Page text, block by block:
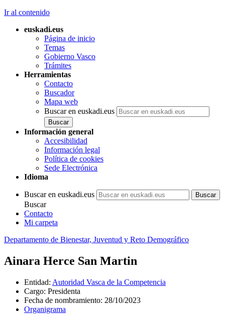
Ir al contenido
euskadi.eus
Página de inicio
Temas
Gobierno Vasco
Trámites
Herramientas
Contacto
Buscador
Mapa web
Buscar en euskadi.eus
Información general
Accesibilidad
Información legal
Política de cookies
Sede Electrónica
Idioma
Buscar en euskadi.eus
Buscar
Contacto
Mi carpeta
Departamento de Bienestar, Juventud y Reto Demográfico
Ainara Herce San Martin
Entidad: Autoridad Vasca de la Competencia
Cargo: Presidenta
Fecha de nombramiento: 28/10/2023
Organigrama